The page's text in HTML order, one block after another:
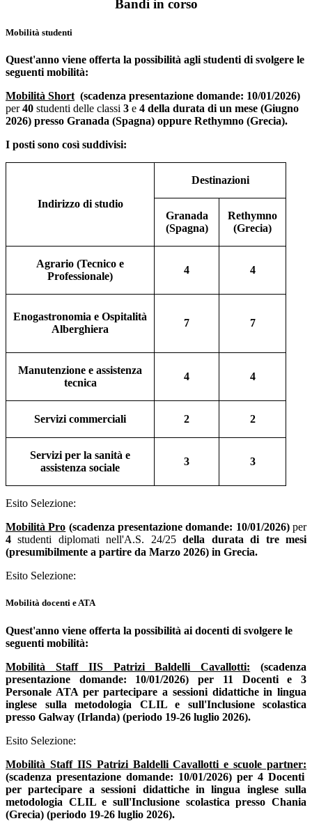
Bandi in corso
Mobilità studenti
Quest'anno viene offerta la possibilità agli studenti di svolgere le
seguenti mobilità:
Mobilità Short (scadenza presentazione domande: 10/01/2026)
per40 studenti delle classi 3 e 4 della durata di un mese (Giugno
2026) presso Granada (Spagna) oppure Rethymno (Grecia).
I posti sono così suddivisi:
Indirizzo di studio
Destinazioni
Granada
(Spagna)
Rethymno
(Grecia)
Agrario (Tecnico e
Professionale)
4 4
Enogastronomia e Ospitalità
Alberghiera
7 7
Manutenzione e assistenza
tecnica
4 4
Servizi commerciali 2 2
Servizi per la sanità e
assistenza sociale
3 3
Esito Selezione:
Mobilità Pro (scadenza presentazione domande: 10/01/2026)per
4 studenti diplomati nell'A.S. 24/25della durata di tre mesi
(presumibilmente a partire da Marzo 2026) in Grecia.
Esito Selezione:
Mobilità docenti e ATA
Quest'anno viene offerta la possibilità ai docenti di svolgere le
seguenti mobilità:
Mobilità Staff IIS Patrizi Baldelli Cavallotti: (scadenza
presentazione domande: 10/01/2026) per 11 Docenti e 3
Personale ATA per partecipare a sessioni didattiche in lingua
inglese sulla metodologia CLIL e sull'Inclusione scolastica
presso Galway (Irlanda) (periodo 19-26 luglio 2026).
Esito Selezione:
Mobilità Staff IIS Patrizi Baldelli Cavallotti e scuole partner:
(scadenza presentazione domande: 10/01/2026) per 4 Docenti
per partecipare a sessioni didattiche in lingua inglese sulla
metodologia CLIL e sull'Inclusione scolastica presso Chania
(Grecia) (periodo 19-26 luglio 2026).